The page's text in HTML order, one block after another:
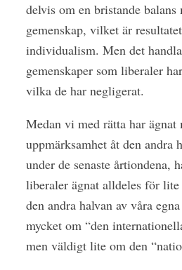
delvis om en bristande
gemenskap, vilket är
individualism. Men det
gemenskaper som liberaler
vilka de har negligerat.
Medan vi med rätta har ägnat
uppmärksamhet åt den andra
under de senaste årtiondena,
liberaler ägnat alldeles för lite
den andra halvan av våra
mycket om “den
men väldigt lite om den